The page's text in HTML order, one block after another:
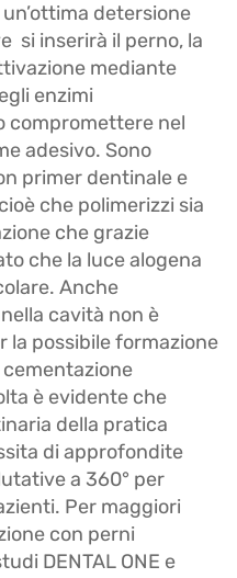
detersione
si inserirà il perno, la
mediante
enzimi
compromettere nel
adesivo. Sono
primer dentinale e
cioè che polimerizzi sia
che grazie
che la luce alogena
Anche
cavità non è
la possibile formazione
è evidente che
della pratica
di approfondite
a 360° per
Per maggiori
con perni
DENTAL ONE e